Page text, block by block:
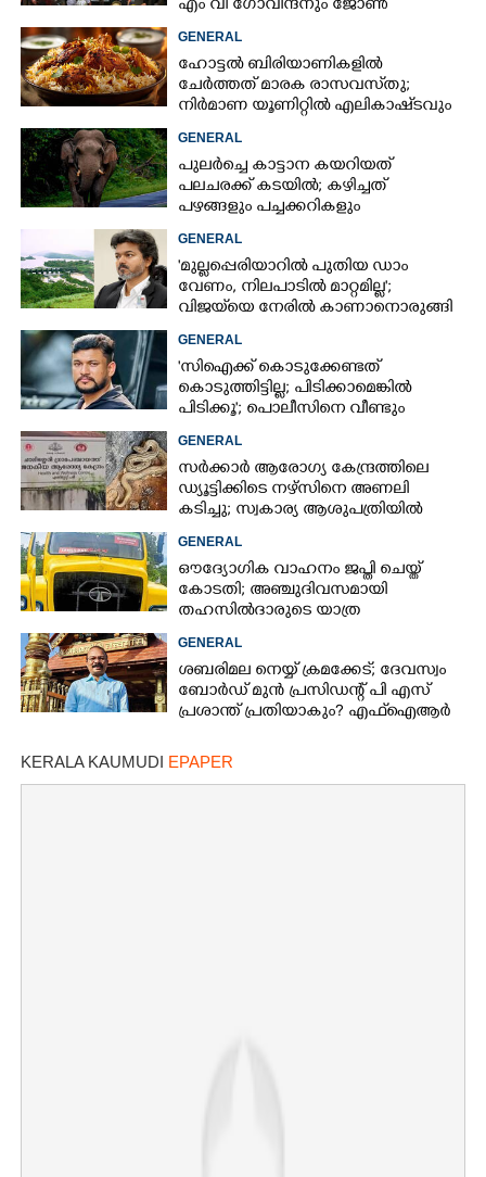
എം വി ഗോവിന്ദനും ജോൺ
GENERAL
ഹോട്ടൽ ബിരിയാണികളിൽ
ചേർത്തത് മാരക രാസവസ്‌തു;
നിർമാണ യൂണിറ്റിൽ എലികാഷ്‌ടവും
GENERAL
പുലർച്ചെ കാട്ടാന കയറിയത്
പലചരക്ക് കടയിൽ; കഴിച്ചത്
പഴങ്ങളും പച്ചക്കറികളും
GENERAL
'മുല്ലപ്പെരിയാറിൽ പുതിയ ഡാം
വേണം, നിലപാടിൽ മാറ്റമില്ല';
വിജയ്‌യെ നേരിൽ കാണാനൊരുങ്ങി
GENERAL
'സിഐക്ക് കൊടുക്കേണ്ടത്
കൊടുത്തിട്ടില്ല; പിടിക്കാമെങ്കിൽ
പിടിക്കൂ'; പൊലീസിനെ വീണ്ടും
GENERAL
സർക്കാർ ആരോഗ്യ കേന്ദ്രത്തിലെ
ഡ്യൂട്ടിക്കിടെ നഴ്സിനെ അണലി
കടിച്ചു; സ്വകാര്യ ആശുപത്രിയിൽ
GENERAL
ഔദ്യോഗിക വാഹനം ജപ്തി ചെയ്ത്
കോടതി; അഞ്ചുദിവസമായി
തഹസിൽദാരുടെ യാത്ര
GENERAL
ശബരിമല നെയ്യ് ക്രമക്കേട്; ദേവസ്വം
ബോർഡ് മുൻ പ്രസിഡന്റ് പി എസ്
പ്രശാന്ത് പ്രതിയാകും? എഫ്ഐആർ
KERALA KAUMUDI EPAPER